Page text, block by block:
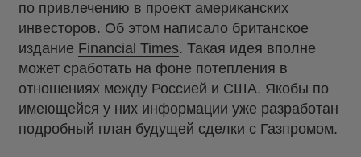
по привлечению в проект американских
инвесторов. Об этом написало британское
издание Financial Times. Такая идея вполне
может сработать на фоне потепления в
отношениях между Россией и США. Якобы по
имеющейся у них информации уже разработан
подробный план будущей сделки с Газпромом.